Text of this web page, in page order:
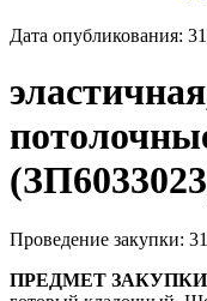
Дата опубликования:
Проведение закупки:
ПРЕДМЕТ